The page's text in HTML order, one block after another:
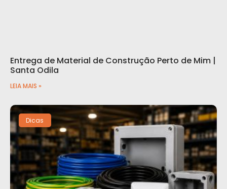
Entrega de Material de Construção Perto de Mim |
Santa Odila
LEIA MAIS »
Dicas